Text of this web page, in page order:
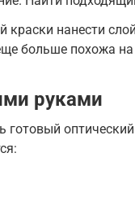
краски нанести
больше похожа
руками
готовый